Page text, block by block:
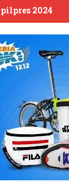
pilpres 2024